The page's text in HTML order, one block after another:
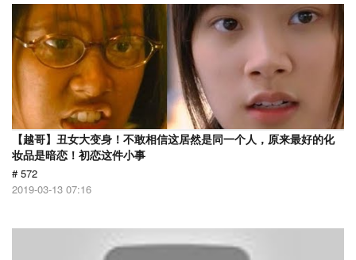
【越哥】丑女大变身！不敢相信这居然是同一个人，原来最好的化
妆品是暗恋！初恋这件小事
# 572
2019-03-13 07:16